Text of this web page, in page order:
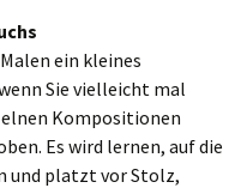
ein kleines
Sie vielleicht mal
Kompositionen
Es wird lernen, auf die
und platzt vor Stolz,